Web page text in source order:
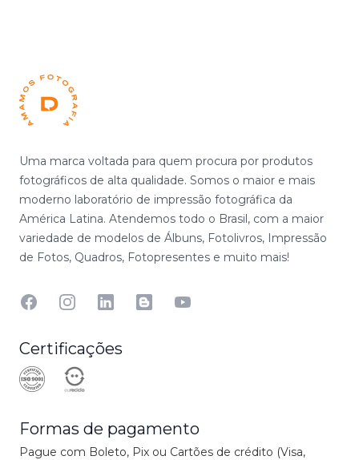
Uma marca voltada para quem procura por produtos
fotográficos de alta qualidade. Somos o maior e mais
moderno laboratório de impressão fotográfica da
América Latina. Atendemos todo o Brasil, com a maior
variedade de modelos de Álbuns, Fotolivros, Impressão
de Fotos, Quadros, Fotopresentes e muito mais!
FacebookInstagramLinkedinBlog YouTube
Certificações
Formas de pagamento
Pague com Boleto, Pix ou Cartões de crédito (Visa,